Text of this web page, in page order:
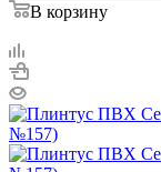
В корзину